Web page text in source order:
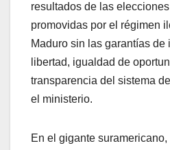
resultados de las
promovidas por el régimen
Maduro sin las garantías de
libertad, igualdad de
transparencia del sistema
el ministerio.
En el gigante